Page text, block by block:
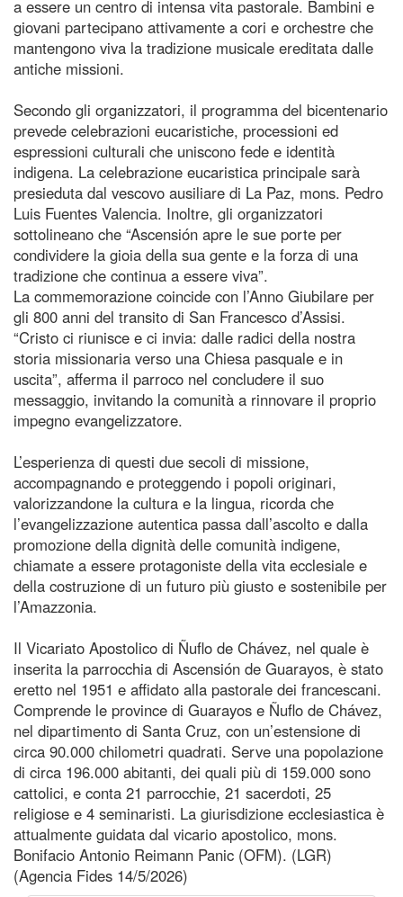
a essere un centro di intensa vita pastorale. Bambini e
giovani partecipano attivamente a cori e orchestre che
mantengono viva la tradizione musicale ereditata dalle
antiche missioni.
Secondo gli organizzatori, il programma del bicentenario
prevede celebrazioni eucaristiche, processioni ed
espressioni culturali che uniscono fede e identità
indigena. La celebrazione eucaristica principale sarà
presieduta dal vescovo ausiliare di La Paz, mons. Pedro
Luis Fuentes Valencia. Inoltre, gli organizzatori
sottolineano che “Ascensión apre le sue porte per
condividere la gioia della sua gente e la forza di una
tradizione che continua a essere viva”.
La commemorazione coincide con l’Anno Giubilare per
gli 800 anni del transito di San Francesco d’Assisi.
“Cristo ci riunisce e ci invia: dalle radici della nostra
storia missionaria verso una Chiesa pasquale e in
uscita”, afferma il parroco nel concludere il suo
messaggio, invitando la comunità a rinnovare il proprio
impegno evangelizzatore.
L’esperienza di questi due secoli di missione,
accompagnando e proteggendo i popoli originari,
valorizzandone la cultura e la lingua, ricorda che
l’evangelizzazione autentica passa dall’ascolto e dalla
promozione della dignità delle comunità indigene,
chiamate a essere protagoniste della vita ecclesiale e
della costruzione di un futuro più giusto e sostenibile per
l’Amazzonia.
Il Vicariato Apostolico di Ñuflo de Chávez, nel quale è
inserita la parrocchia di Ascensión de Guarayos, è stato
eretto nel 1951 e affidato alla pastorale dei francescani.
Comprende le province di Guarayos e Ñuflo de Chávez,
nel dipartimento di Santa Cruz, con un’estensione di
circa 90.000 chilometri quadrati. Serve una popolazione
di circa 196.000 abitanti, dei quali più di 159.000 sono
cattolici, e conta 21 parrocchie, 21 sacerdoti, 25
religiose e 4 seminaristi. La giurisdizione ecclesiastica è
attualmente guidata dal vicario apostolico, mons.
Bonifacio Antonio Reimann Panic (OFM). (LGR)
(Agencia Fides 14/5/2026)